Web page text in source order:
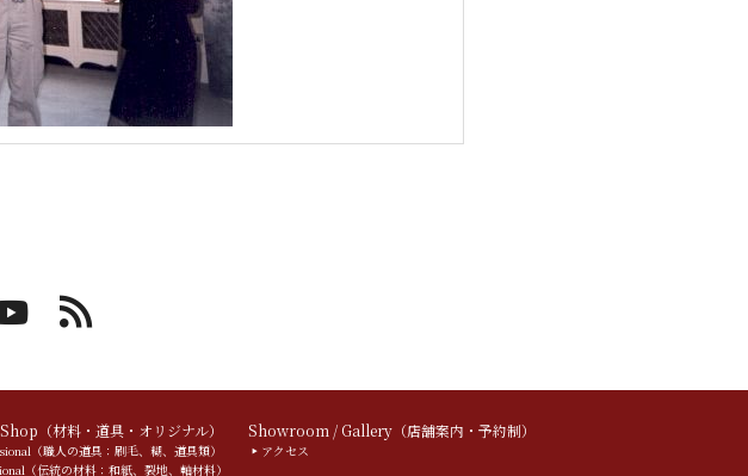
（材料・道具・オリジナル）
（職人の道具：刷毛、糊、道具類）
（伝統の材料：和紙、裂地、軸材料）
Showroom / Gallery（店舗案内・予約制）
アクセス